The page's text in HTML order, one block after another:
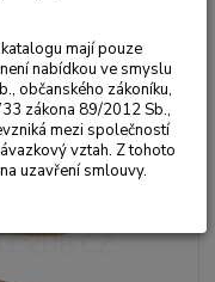
mají pouze
nabídkou ve smyslu
občanského zákoníku,
zákona 89/2012 Sb.,
mezi společností
vztah. Z tohoto
uzavření smlouvy.